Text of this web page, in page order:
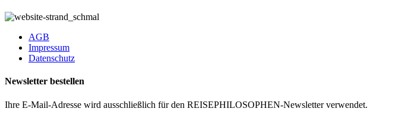
AGB
Impressum
Datenschutz
Newsletter bestellen
Ihre E-Mail-Adresse wird ausschließlich für den REISEPHILOSOPHEN-Newsletter verwendet.